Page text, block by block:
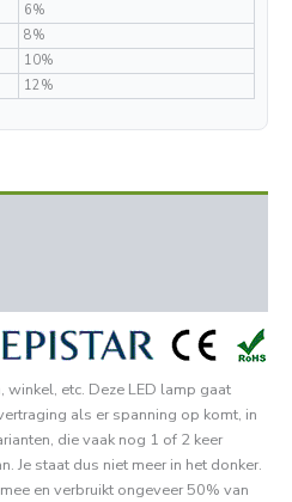
6%
8%
10%
12%
winkel, etc. Deze LED lamp gaat
als er spanning op komt, in
die vaak nog 1 of 2 keer
Je staat dus niet meer in het donker.
en verbruikt ongeveer 50% van